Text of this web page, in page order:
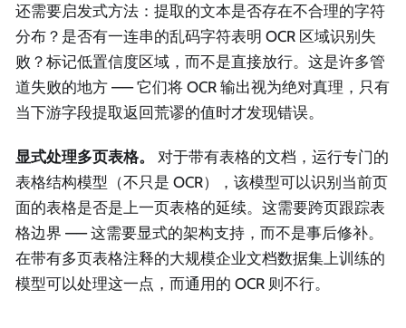
还需要启发式方法：提取的文本是否存在不合理的字符
分布？是否有一连串的乱码字符表明 OCR 区域识别失
败？标记低置信度区域，而不是直接放行。这是许多管
道失败的地方 —— 它们将 OCR 输出视为绝对真理，只有
当下游字段提取返回荒谬的值时才发现错误。
显式处理多页表格。
对于带有表格的文档，运行专门的
表格结构模型（不只是 OCR），该模型可以识别当前页
面的表格是否是上一页表格的延续。这需要跨页跟踪表
格边界 —— 这需要显式的架构支持，而不是事后修补。
在带有多页表格注释的大规模企业文档数据集上训练的
模型可以处理这一点，而通用的 OCR 则不行。